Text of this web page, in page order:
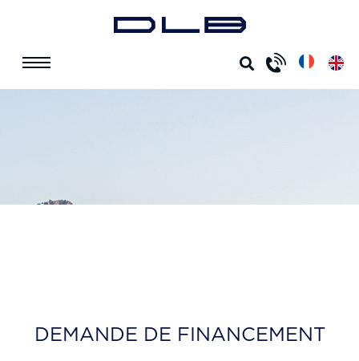
ACCUEIL DEMANDE DE FINANCEMENT
DEMANDE DE
DEMANDE DE FINANCEMENT